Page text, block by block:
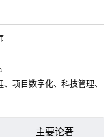
项目数字化、科技管理、
主要论著